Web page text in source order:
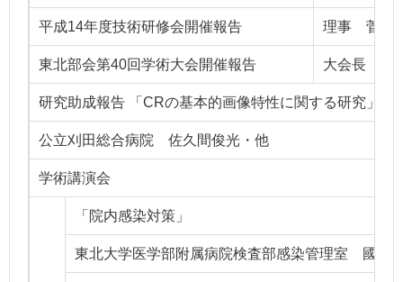
平成14年度技術研修会開催報告 理事 菅
東北部会第40回学術大会開催報告 大会長 三
研究助成報告 「CRの基本的画像特性に関する研究」
公立刈田総合病院 佐久間俊光・他
学術講演会
「院内感染対策」
東北大学医学部附属病院検査部感染管理室 國島